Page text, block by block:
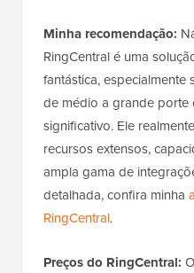
Minha recomendação:
RingCentral é uma
fantástica, especialmente
de médio a grande porte
significativo. Ele
recursos extensos,
ampla gama de
detalhada, confira minha
RingCentral.
Preços do RingCentral: